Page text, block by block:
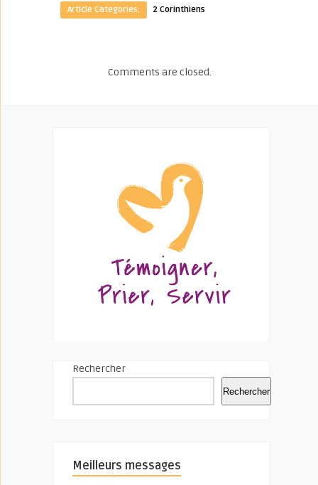
Article Categories:
2 Corinthiens
Comments are closed.
Rechercher
Rechercher
Meilleurs messages